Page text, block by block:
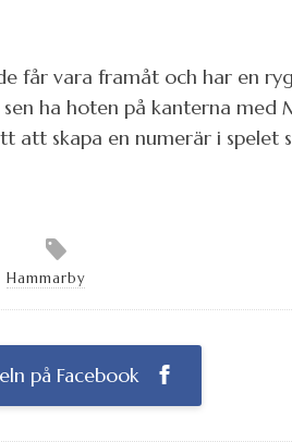
får vara framåt och har en
ha hoten på kanterna med
att skapa en numerär i
Hammarby
på Facebook